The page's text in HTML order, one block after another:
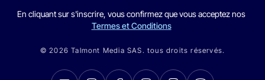
En cliquant sur s'inscrire, vous confirmez que vous acceptez nos
Termes et Conditions
© 2026 Talmont Media SAS. tous droits réservés.